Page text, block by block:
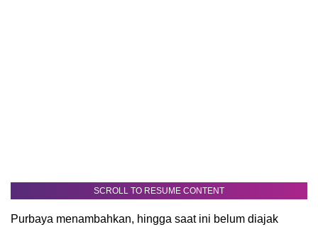
SCROLL TO RESUME CONTENT
Purbaya menambahkan, hingga saat ini belum diajak